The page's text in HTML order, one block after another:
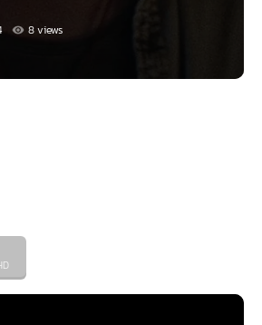
8 views